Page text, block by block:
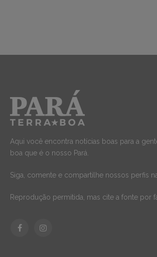
Aqui você encontra notícias boas para a
boa que é o nosso Pará.
Siga, comente e compartilhe nossos perfis
Reprodução permitida, mas cite a fonte por
FacebookInstagram